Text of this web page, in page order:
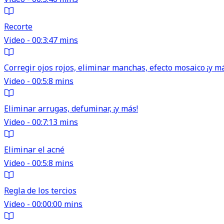
Recorte
Video - 00:3:47 mins
Corregir ojos rojos, eliminar manchas, efecto mosaico ¡y
Video - 00:5:8 mins
Eliminar arrugas, defuminar, ¡y más!
Video - 00:7:13 mins
Eliminar el acné
Video - 00:5:8 mins
Regla de los tercios
Video - 00:00:00 mins